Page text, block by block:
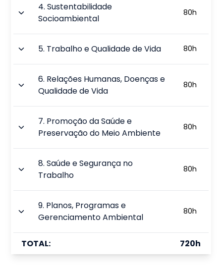
4.Sustentabilidade
Socioambiental
80h
5. Trabalho e Qualidade de Vida 80h
6. Relações Humanas, Doenças e
Qualidade de Vida
80h
7. Promoção da Saúde e
Preservação do Meio Ambiente
80h
8.Saúde e Segurança no
Trabalho
80h
9. Planos, Programas e
Gerenciamento Ambiental
80h
TOTAL: 720h